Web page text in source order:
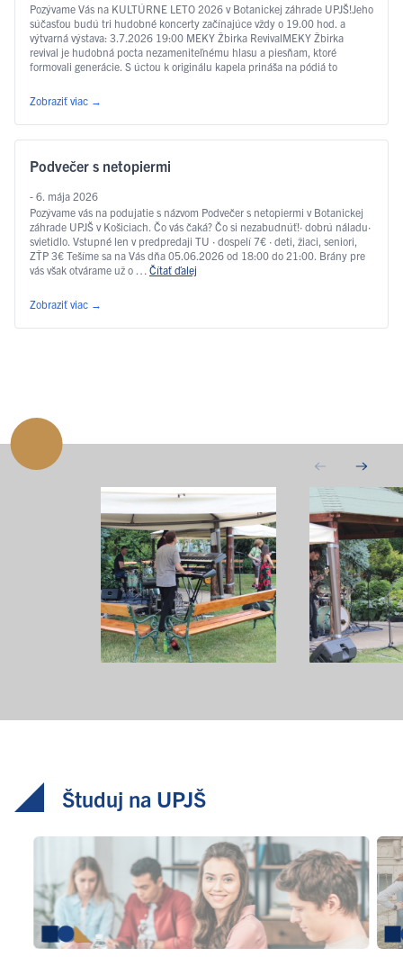
Pozývame Vás na KULTÚRNE LETO 2026 v Botanickej záhrade UPJŠ!Jeho
súčasťou budú tri hudobné koncerty začínajúce vždy o 19.00 hod. a
výtvarná výstava: 3.7.2026 19:00 MEKY Žbirka RevivalMEKY Žbirka
revival je hudobná pocta nezameniteľnému hlasu a piesňam, ktoré
formovali generácie. S úctou k originálu kapela prináša na pódiá to
Zobraziť viac
→
Podvečer s netopiermi
- 6. mája 2026
Pozývame vás na podujatie s názvom Podvečer s netopiermi v Botanickej
záhrade UPJŠ v Košiciach. Čo vás čaká? Čo si nezabudnúť!· dobrú náladu·
svietidlo. Vstupné len v predpredaji TU · dospelí 7€ · deti, žiaci, seniori,
ZŤP 3€ Tešíme sa na Vás dňa 05.06.2026 od 18:00 do 21:00. Brány pre
vás však otvárame už o … Čítať ďalej
Zobraziť viac →
Študuj na UPJŠ